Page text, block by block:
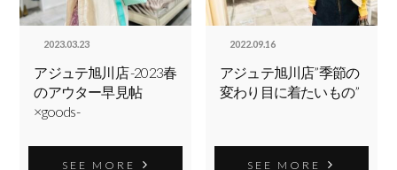
2023.03.23
アジュテ旭川店 -2023春
のアウター早見帖
×goods-
SEE MORE
2022.09.16
アジュテ旭川店”季節の
変わり目に着たいもの”
SEE MORE